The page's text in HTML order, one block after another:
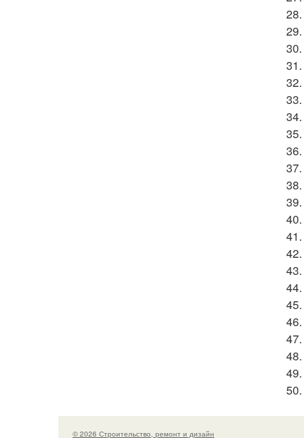
28.
29.
30.
31.
32.
33.
34.
35.
36.
37.
38.
39.
40.
41.
42.
43.
44.
45.
46.
47.
48.
49.
50.
© 2026 Строительство, ремонт и дизайн